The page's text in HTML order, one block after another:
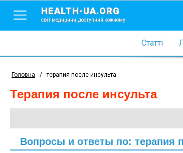
HEALTH-UA.ORG
світ медицини, доступний кожному
Статті
Головна / терапия после инсульта
терапия после инсульта
Вопросы и ответы по: терапия